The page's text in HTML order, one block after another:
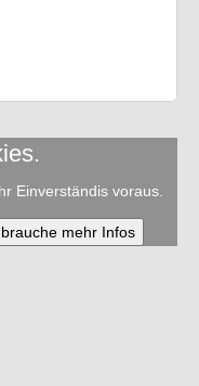
Einverständis voraus.
mehr Infos